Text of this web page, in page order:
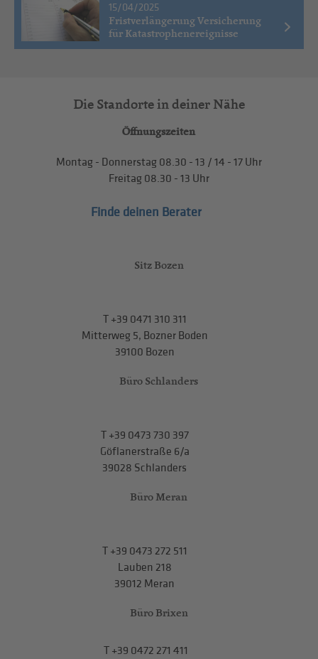
15/04/2025
Fristverlängerung Versicherung
für Katastrophenereignisse
Die Standorte in deiner Nähe
Öffnungszeiten
Montag - Donnerstag 08.30 - 13 / 14 - 17 Uhr
Freitag 08.30 - 13 Uhr
Finde deinen Berater
Sitz Bozen
T+39 0471 310 311
Mitterweg 5, Bozner Boden
39100 Bozen
Büro Schlanders
T+39 0473 730 397
Göflanerstraße 6/a
39028 Schlanders
Büro Meran
T+39 0473 272 511
Lauben 218
39012 Meran
Büro Brixen
T+39 0472 271 411